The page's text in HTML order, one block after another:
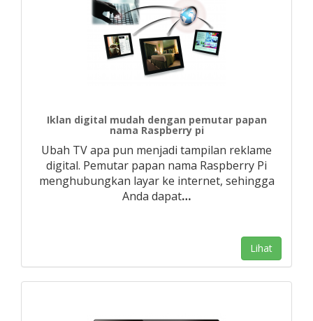
Iklan digital mudah dengan pemutar papan
nama Raspberry pi
Ubah TV apa pun menjadi tampilan reklame
digital. Pemutar papan nama Raspberry Pi
menghubungkan layar ke internet, sehingga
Anda dapat…
Lihat